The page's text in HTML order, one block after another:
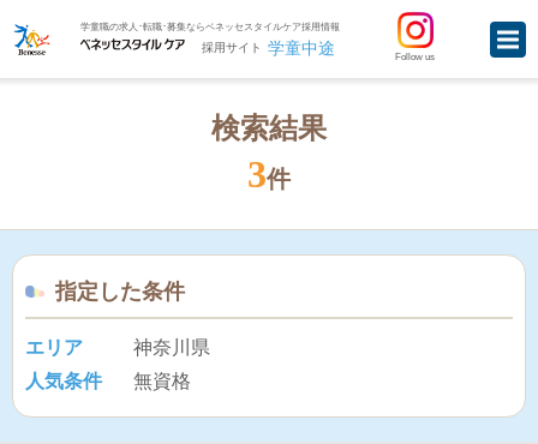
学童職の求人･転職･募集ならベネッセスタイルケア採用情報
採用サイト 学童中途 Follow us
検索結果
3件
指定した条件
エリア
神奈川県
人気条件
無資格